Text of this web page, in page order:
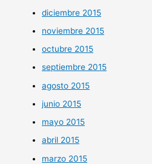
diciembre 2015
noviembre 2015
octubre 2015
septiembre 2015
agosto 2015
junio 2015
mayo 2015
abril 2015
marzo 2015